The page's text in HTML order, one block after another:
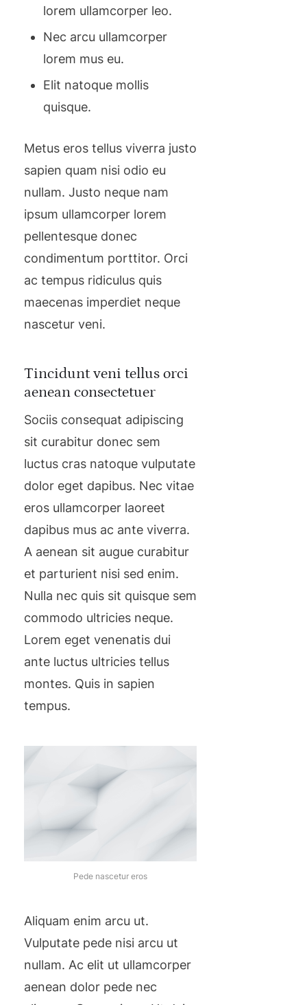
lorem ullamcorper leo.
Nec arcu ullamcorper
lorem mus eu.
Elit natoque mollis
quisque.
Metus eros tellus viverra justo
sapien quam nisi odio eu
nullam. Justo neque nam
ipsum ullamcorper lorem
pellentesque donec
condimentum porttitor. Orci
ac tempus ridiculus quis
maecenas imperdiet neque
nascetur veni.
Tincidunt veni tellus orci
aenean consectetuer
Sociis consequat adipiscing
sit curabitur donec sem
luctus cras natoque vulputate
dolor eget dapibus. Nec vitae
eros ullamcorper laoreet
dapibus mus ac ante viverra.
A aenean sit augue curabitur
et parturient nisi sed enim.
Nulla nec quis sit quisque sem
commodo ultricies neque.
Lorem eget venenatis dui
ante luctus ultricies tellus
montes. Quis in sapien
tempus.
Pede nascetur eros
Aliquam enim arcu ut.
Vulputate pede nisi arcu ut
nullam. Ac elit ut ullamcorper
aenean dolor pede nec